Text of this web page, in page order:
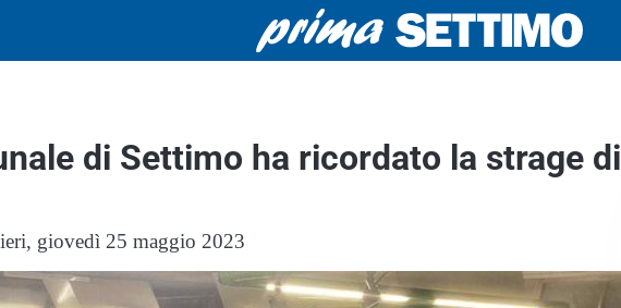
di Settimo ha ricordato la strage di
giovedì 25 maggio 2023